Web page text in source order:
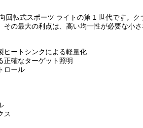
回転式スポーツ ライトの第 1 世代です。
その最大の利点は、高い均一性が必要な小
ヒートシンクによる軽量化
正確なターゲット照明
ロール
ス